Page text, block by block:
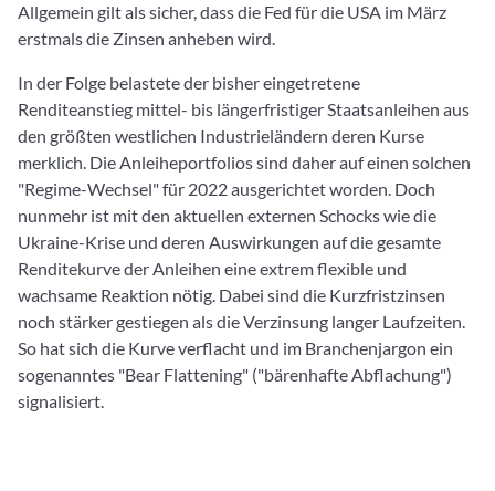
Allgemein gilt als sicher, dass die Fed für die USA im März
erstmals die Zinsen anheben wird.
In der Folge belastete der bisher eingetretene
Renditeanstieg mittel- bis längerfristiger Staatsanleihen aus
den größten westlichen Industrieländern deren Kurse
merklich. Die Anleiheportfolios sind daher auf einen solchen
"Regime-Wechsel" für 2022 ausgerichtet worden. Doch
nunmehr ist mit den aktuellen externen Schocks wie die
Ukraine-Krise und deren Auswirkungen auf die gesamte
Renditekurve der Anleihen eine extrem flexible und
wachsame Reaktion nötig. Dabei sind die Kurzfristzinsen
noch stärker gestiegen als die Verzinsung langer Laufzeiten.
So hat sich die Kurve verflacht und im Branchenjargon ein
sogenanntes "Bear Flattening" ("bärenhafte Abflachung")
signalisiert.